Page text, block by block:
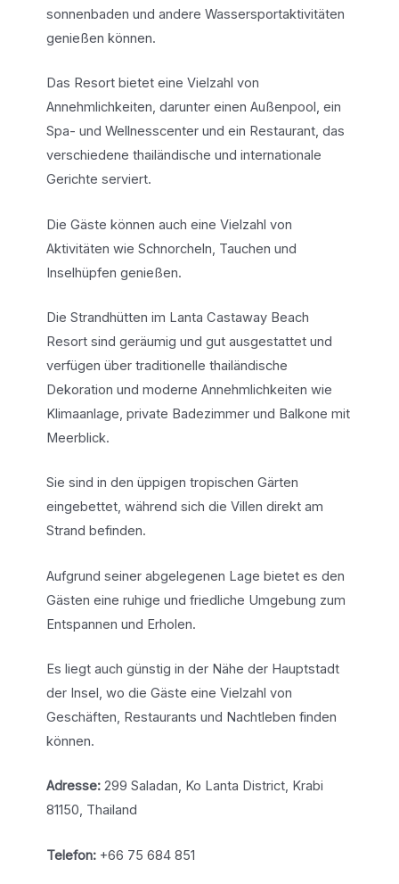
sonnenbaden und andere Wassersportaktivitäten
genießen können.
Das Resort bietet eine Vielzahl von
Annehmlichkeiten, darunter einen Außenpool, ein
Spa- und Wellnesscenter und ein Restaurant, das
verschiedene thailändische und internationale
Gerichte serviert.
Die Gäste können auch eine Vielzahl von
Aktivitäten wie Schnorcheln, Tauchen und
Inselhüpfen genießen.
Die Strandhütten im Lanta Castaway Beach
Resort sind geräumig und gut ausgestattet und
verfügen über traditionelle thailändische
Dekoration und moderne Annehmlichkeiten wie
Klimaanlage, private Badezimmer und Balkone mit
Meerblick.
Sie sind in den üppigen tropischen Gärten
eingebettet, während sich die Villen direkt am
Strand befinden.
Aufgrund seiner abgelegenen Lage bietet es den
Gästen eine ruhige und friedliche Umgebung zum
Entspannen und Erholen.
Es liegt auch günstig in der Nähe der Hauptstadt
der Insel, wo die Gäste eine Vielzahl von
Geschäften, Restaurants und Nachtleben finden
können.
Adresse:299 Saladan, Ko Lanta District, Krabi
81150, Thailand
Telefon:+66 75 684 851